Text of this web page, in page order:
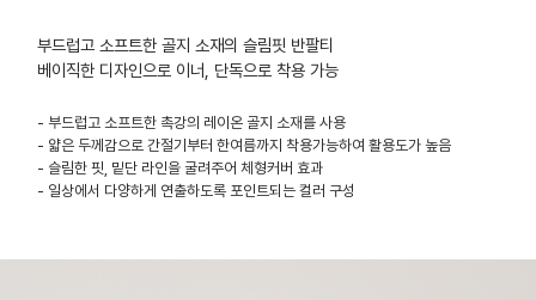
부드럽고 소프트한 골지 소재의 슬림핏 반팔티
베이직한 디자인으로 이너, 단독으로 착용 가능
- 부드럽고 소프트한 촉강의 레이온 골지 소재를 사용
- 얇은 두께감으로 간절기부터 한여름까지 착용가능하여 활용도가 높음
- 슬림한 핏, 밑단 라인을 굴려주어 체형커버 효과
- 일상에서 다양하게 연출하도록 포인트되는 컬러 구성